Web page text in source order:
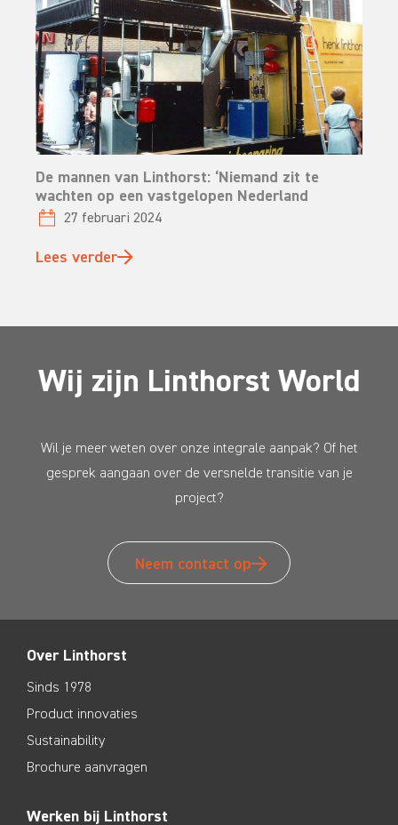
De mannen van Linthorst: ‘Niemand zit te
wachten op een vastgelopen Nederland
27 februari 2024
Lees verder
Wij zijn Linthorst World
Wil je meer weten over onze integrale aanpak? Of het
gesprek aangaan over de versnelde transitie van je
project?
Neem contact op
Over Linthorst
Sinds 1978
Product innovaties
Sustainability
Brochure aanvragen
Werken bij Linthorst